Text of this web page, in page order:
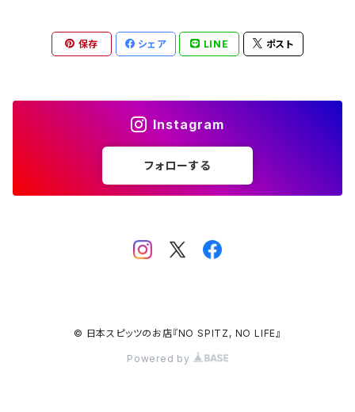
花と犬（お花スピッツ）
和柄スピッツ
保存 シェア LINE ポスト
Instagram
フォローする
© 日本スピッツのお店『NO SPITZ, NO LIFE』
Powered by